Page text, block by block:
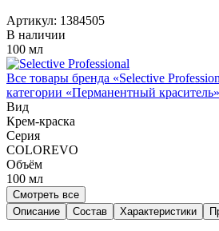
Артикул: 1384505
В наличии
100 мл
Все товары бренда «Selective
категории «Перманентный краситель»
Вид
Крем-краска
Серия
COLOREVO
Объём
100 мл
Смотреть все
Описание
Состав Характеристики